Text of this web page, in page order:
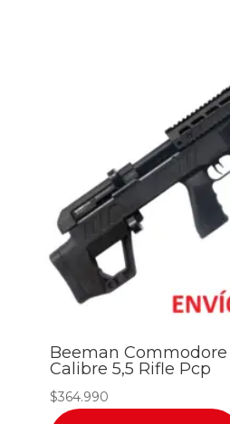
Beeman
Calibre 5,5 Rifle Pcp
$364.990